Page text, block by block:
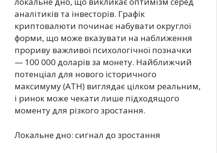
аналітиків та інвесторів. Графік
криптовалюти починає набувати округлої
форми, що може вказувати на наближення
прориву важливої психологічної позначки
— 100 000 доларів за монету. Найближчий
потенціал для нового історичного
максимуму (ATH) виглядає цілком реальним,
і ринок може чекати лише підходящого
моменту для різкого зростання.
Локальне дно: сигнал до зростання